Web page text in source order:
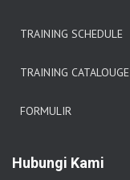
TRAINING SCHEDULE
TRAINING CATALOUGE
FORMULIR
Hubungi Kami